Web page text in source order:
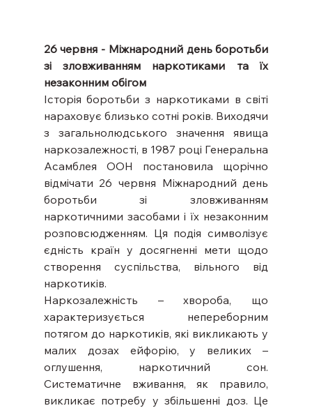
26 червня - Міжнародний день боротьби
зі зловживанням наркотиками та їх
незаконним обігом
Історія боротьби з наркотиками в світі
нараховує близько сотні років. Виходячи
з загальнолюдського значення явища
наркозалежності, в 1987 році Генеральна
Асамблея ООН постановила щорічно
відмічати 26 червня Міжнародний день
боротьби зі зловживанням
наркотичними засобами і їх незаконним
розповсюдженням. Ця подія символізує
єдність країн у досягненні мети щодо
створення суспільства, вільного від
наркотиків.
Наркозалежність – хвороба, що
характеризується непереборним
потягом до наркотиків, які викликають у
малих дозах ейфорію, у великих –
оглушення, наркотичний сон.
Систематичне вживання, як правило,
викликає потребу у збільшенні доз. Це